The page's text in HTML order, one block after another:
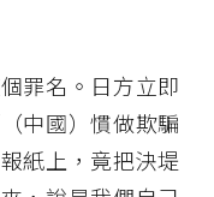
罪名。日方立即
中國）慣做欺騙
紙上，竟把決堤